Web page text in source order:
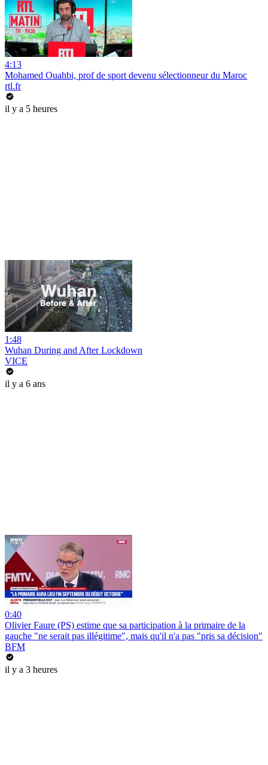
4:13
Mohamed Ouahbi, prof de sport devenu sélectionneur du Maroc
rtl.fr
il y a 5 heures
1:48
Wuhan During and After Lockdown
VICE
il y a 6 ans
0:40
Olivier Faure (PS) estime que sa participation à la primaire de la
gauche "ne serait pas illégitime", mais qu'il n'a pas "pris sa décision"
BFM
il y a 3 heures